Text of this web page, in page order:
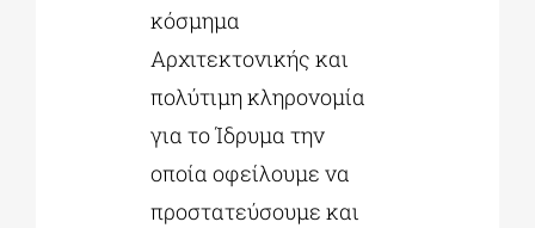
κόσμημα
Αρχιτεκτονικής και
πολύτιμη κληρονομία
για το Ίδρυμα την
οποία οφείλουμε να
προστατεύσουμε και